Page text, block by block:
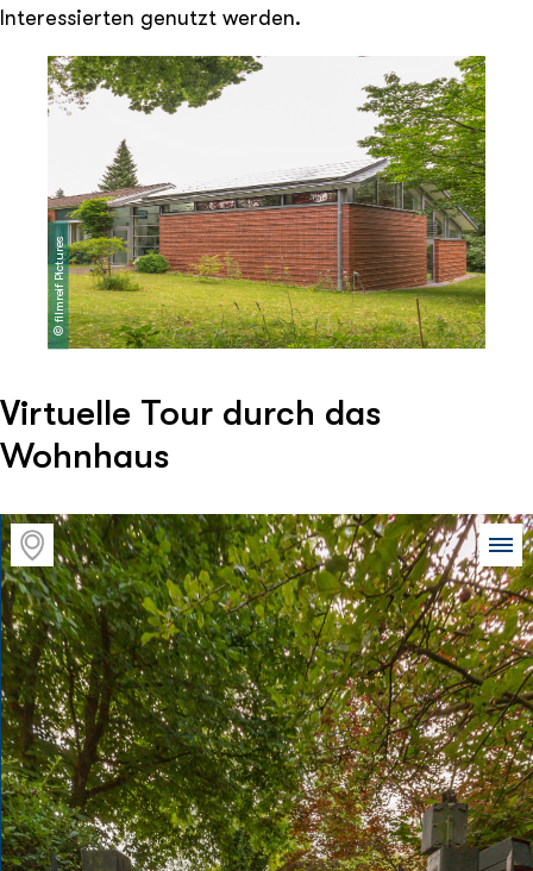
Interessierten genutzt werden.
©
filmreif Pictures
Virtuelle Tour durch das
Wohnhaus